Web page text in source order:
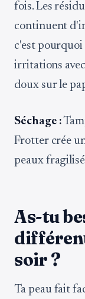
fois. Les
continuent
c'est pourquoi
irritations
doux sur le
Séchage :
Frotter crée
peaux
As-tu
soir ?
Ta peau fait